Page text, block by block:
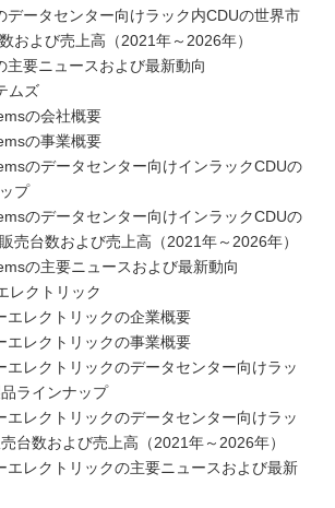
データセンター向けラック内CDUの世界市
および売上高（2021年～2026年）
主要ニュースおよび最新動向
ムズ
の会社概要
の事業概要
のデータセンター向けインラックCDUの
プ
のデータセンター向けインラックCDUの
売台数および売上高（2021年～2026年）
の主要ニュースおよび最新動向
レクトリック
エレクトリックの企業概要
エレクトリックの事業概要
エレクトリックのデータセンター向けラッ
ラインナップ
エレクトリックのデータセンター向けラッ
台数および売上高（2021年～2026年）
エレクトリックの主要ニュースおよび最新